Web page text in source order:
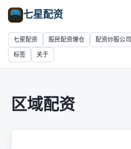
七星配资
七星配资 股民配资爆仓 配资炒股公司
标签 关于
区域配资